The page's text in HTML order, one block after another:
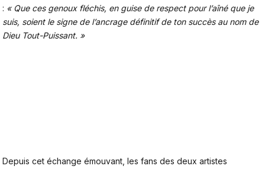
: « Que ces genoux fléchis, en guise de respect pour l’aîné que je
suis, soient le signe de l’ancrage définitif de ton succès au nom de
Dieu Tout-Puissant. »
Depuis cet échange émouvant, les fans des deux artistes